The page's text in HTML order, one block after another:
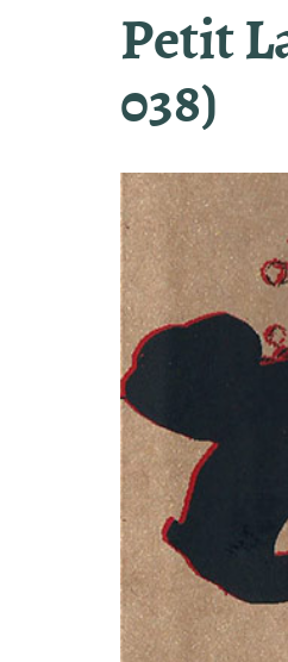
Petit
038)